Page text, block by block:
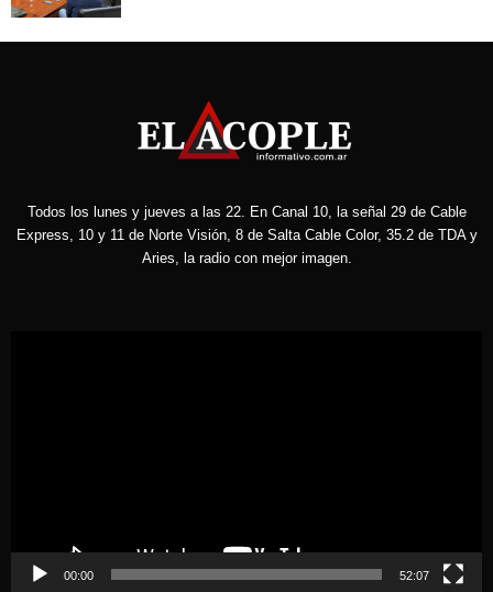
Todos los lunes y jueves a las 22. En Canal 10, la señal 29 de Cable
Express, 10 y 11 de Norte Visión, 8 de Salta Cable Color, 35.2 de TDA y
Aries, la radio con mejor imagen.
00:00 52:07